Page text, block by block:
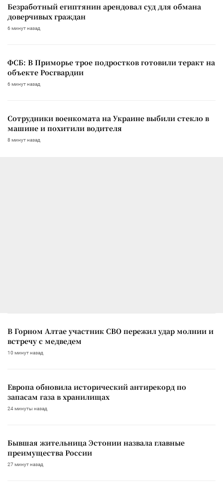
Безработный египтянин арендовал суд для обмана
доверчивых граждан
6 минут назад
ФСБ: В Приморье трое подростков готовили теракт на
объекте Росгвардии
6 минут назад
Сотрудники военкомата на Украине выбили стекло в
машине и похитили водителя
8 минут назад
В Горном Алтае участник СВО пережил удар молнии и
встречу с медведем
10 минут назад
Европа обновила исторический антирекорд по
запасам газа в хранилищах
24 минуты назад
Бывшая жительница Эстонии назвала главные
преимущества России
27 минут назад